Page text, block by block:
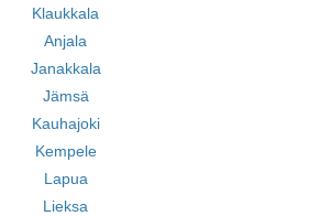
Klaukkala
Anjala
Janakkala
Jämsä
Kauhajoki
Kempele
Lapua
Lieksa